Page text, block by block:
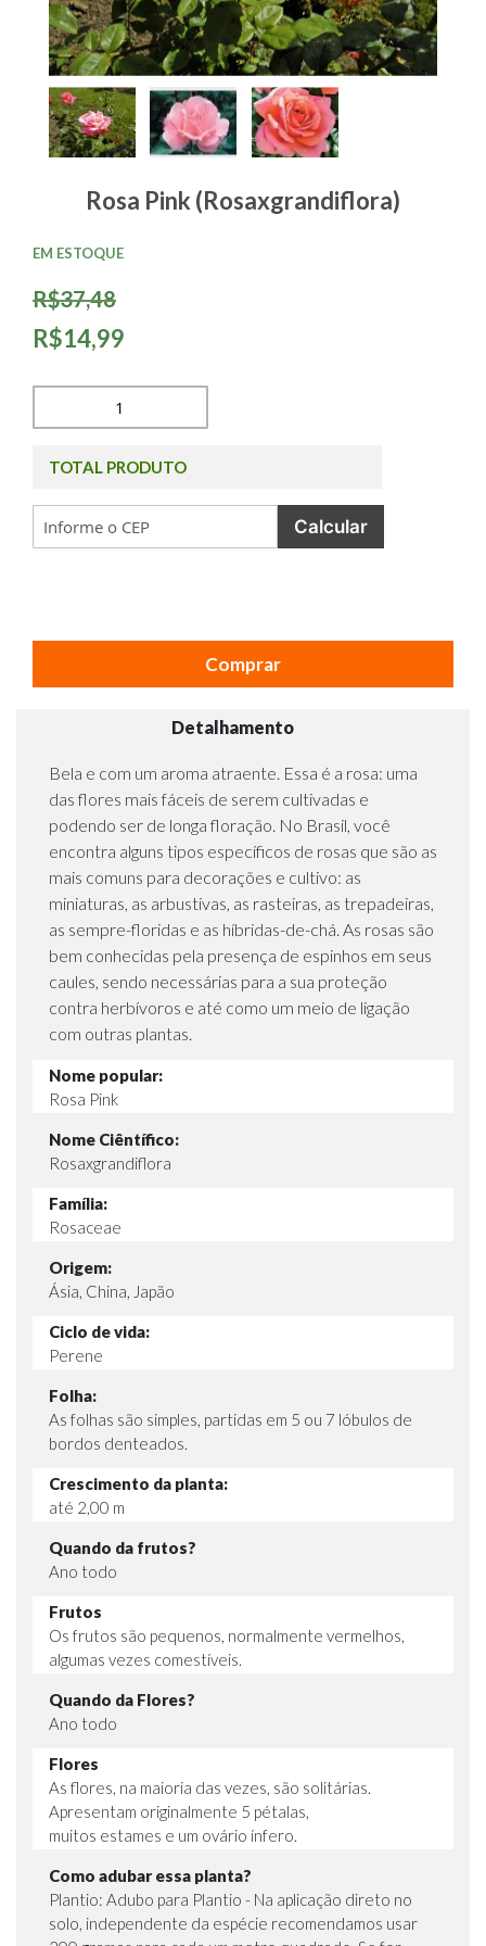
Rosa Pink (Rosaxgrandiflora)
R$37,48
R$14,99
EM ESTOQUE
TOTAL PRODUTO
Calcular
Comprar
Detalhamento
Bela e com um aroma atraente. Essa é a rosa: uma
das flores mais fáceis de serem cultivadas e
podendo ser de longa floração. No Brasil, você
encontra alguns tipos específicos de rosas que são as
mais comuns para decorações e cultivo: as
miniaturas, as arbustivas, as rasteiras, as trepadeiras,
as sempre-floridas e as híbridas-de-chá. As rosas são
bem conhecidas pela presença de espinhos em seus
caules, sendo necessárias para a sua proteção
contra herbívoros e até como um meio de ligação
com outras plantas.
Nome popular:
Rosa Pink
Nome Ciêntífico:
Rosaxgrandiflora
Família:
Rosaceae
Origem:
Ásia, China, Japão
Ciclo de vida:
Perene
Folha:
As folhas são simples, partidas em 5 ou 7 lóbulos de
bordos denteados.
Crescimento da planta:
até 2,00 m
Quando da frutos?
Ano todo
Frutos
Os frutos são pequenos, normalmente vermelhos,
algumas vezes comestíveis.
Quando da Flores?
Ano todo
Flores
As flores, na maioria das vezes, são solitárias.
Apresentam originalmente 5 pétalas,
muitos estames e um ovário ínfero.
Como adubar essa planta?
Plantio: Adubo para Plantio - Na aplicação direto no
solo, independente da espécie recomendamos usar